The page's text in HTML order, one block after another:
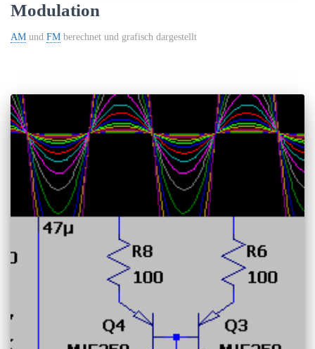
Modulation
AM und FM berechnet und grafisch dargestellt